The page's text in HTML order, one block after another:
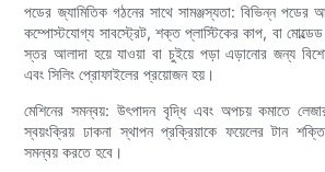
পডের জ্যামিতিক গঠনের সাথে সামঞ্জস্যতা: বিভিন্ন পডের
কম্পোস্টযোগ্য সাবস্ট্রেট, শক্ত প্লাস্টিকের কাপ, বা
স্তর আলাদা হয়ে যাওয়া বা চুইয়ে পড়া এড়ানোর জন্য
এবং সিলিং প্রোফাইলের প্রয়োজন হয়।
মেশিনের সমন্বয়: উৎপাদন বৃদ্ধি এবং অপচয় কমাতে
স্বয়ংক্রিয় ঢাকনা স্থাপন প্রক্রিয়াকে ফয়েলের টান
সমন্বয় করতে হবে।